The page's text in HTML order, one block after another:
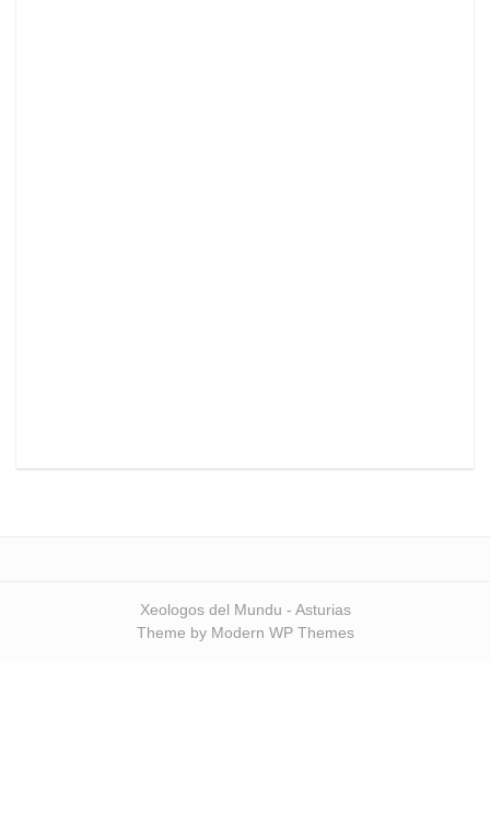
Xeologos del Mundu - Asturias
Theme by Modern WP Themes